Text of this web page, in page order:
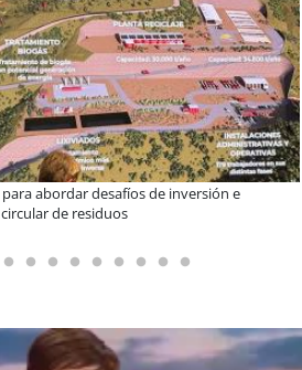
parte de programa Súper Sano de